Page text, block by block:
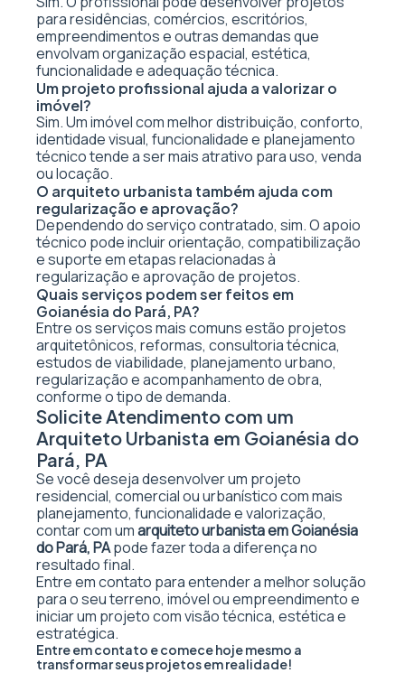
para residências, comércios, escritórios,
empreendimentos e outras demandas que
envolvam organização espacial, estética,
funcionalidade e adequação técnica.
Um projeto profissional ajuda a valorizar o
imóvel?
Sim. Um imóvel com melhor distribuição, conforto,
identidade visual, funcionalidade e planejamento
técnico tende a ser mais atrativo para uso, venda
ou locação.
O arquiteto urbanista também ajuda com
regularização e aprovação?
Dependendo do serviço contratado, sim. O apoio
técnico pode incluir orientação, compatibilização
e suporte em etapas relacionadas à
regularização e aprovação de projetos.
Quais serviços podem ser feitos em
Goianésia do Pará, PA?
Entre os serviços mais comuns estão projetos
arquitetônicos, reformas, consultoria técnica,
estudos de viabilidade, planejamento urbano,
regularização e acompanhamento de obra,
conforme o tipo de demanda.
Solicite Atendimento com um
Arquiteto Urbanista em Goianésia do
Pará, PA
Se você deseja desenvolver um projeto
residencial, comercial ou urbanístico com mais
planejamento, funcionalidade e valorização,
contar com umarquiteto urbanista em Goianésia
do Pará, PApode fazer toda a diferença no
resultado final.
Entre em contato para entender a melhor solução
para o seu terreno, imóvel ou empreendimento e
iniciar um projeto com visão técnica, estética e
estratégica.
Entre em contato e comece hoje mesmo a
transformar seus projetos em realidade!